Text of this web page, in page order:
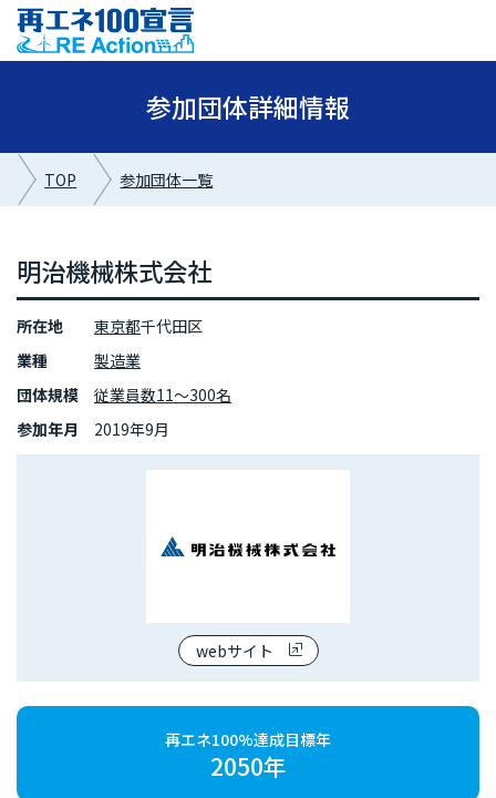
参加団体詳細情報
TOP 参加団体一覧
明治機械株式会社
所在地 東京都千代田区
業種
製造業
団体規模
従業員数11～300名
参加年月
2019年9月
webサイト
再エネ100%達成目標年
2050年